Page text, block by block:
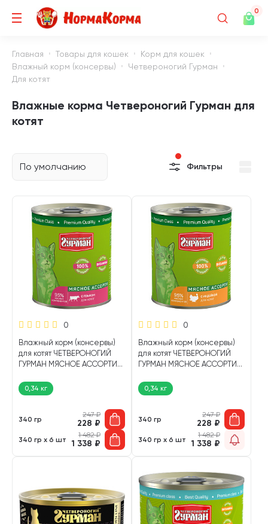
0
Главная Товары для кошек
Корм для кошек
Влажный корм (консервы)
Четвероногий Гурман
Для котят
Влажные корма Четвероногий Гурман для
котят
По умолчанию Фильтры
0
Влажный корм (консервы)
для котят ЧЕТВЕРОНОГИЙ
ГУРМАН МЯСНОЕ АССОРТИ
0,34 кг
340 гр
247₽
228 ₽
340 гр х 6 шт
1 482₽
1 338 ₽
0
Влажный корм (консервы)
для котят ЧЕТВЕРОНОГИЙ
ГУРМАН МЯСНОЕ АССОРТИ
0,34 кг
340 гр
247₽
228 ₽
340 гр х 6 шт
1 482₽
1 338 ₽